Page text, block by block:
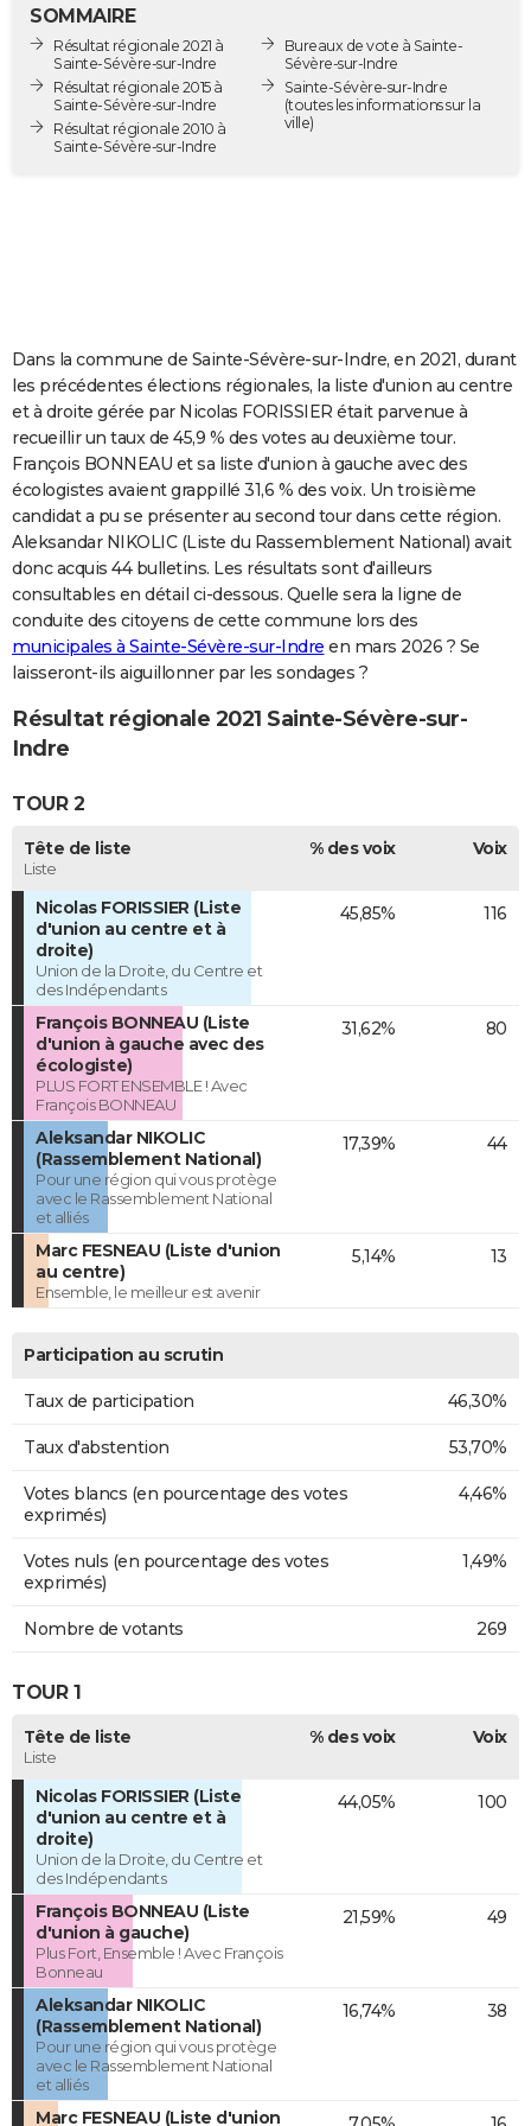
Destinations
City break
Voyage nature
Voyage de noces
Forum
Climat
GUIDES D'ACHAT
BONS PLANS
S'inscrire
Se connecter
Lycées
Collèges
Primaires
Universités
Entreprises
Service militaire
Avis de recherche
AVIS DE DÉCÈS
FORUM
Bricolage
Lifestyle
Culture
Sport
Auto
Television
Voyage
Cinema
SOMMAIRE
Résultat régionale 2021 à
Sainte-Sévère-sur-Indre
Résultat régionale 2015 à
Sainte-Sévère-sur-Indre
Résultat régionale 2010 à
Sainte-Sévère-sur-Indre
Bureaux de vote à Sainte-
Sévère-sur-Indre
Sainte-Sévère-sur-Indre
(toutes les informations sur la
ville)
Dans la commune de Sainte-Sévère-sur-Indre, en 2021, durant
les précédentes élections régionales, la liste d'union au centre
et à droite gérée par Nicolas FORISSIER était parvenue à
recueillir un taux de 45,9 % des votes au deuxième tour.
François BONNEAU et sa liste d'union à gauche avec des
écologistes avaient grappillé 31,6 % des voix. Un troisième
candidat a pu se présenter au second tour dans cette région.
Aleksandar NIKOLIC (Liste du Rassemblement National) avait
donc acquis 44 bulletins. Les résultats sont d'ailleurs
consultables en détail ci-dessous. Quelle sera la ligne de
conduite des citoyens de cette commune lors des
municipales à Sainte-Sévère-sur-Indre en mars 2026 ? Se
laisseront-ils aiguillonner par les sondages ?
Résultat régionale 2021 Sainte-Sévère-sur-
Indre
TOUR 2
Tête de liste
Liste
% des voix Voix
Nicolas FORISSIER (Liste
d'union au centre et à
droite)
Union de la Droite, du Centre et
des Indépendants
45,85% 116
François BONNEAU (Liste
d'union à gauche avec des
écologiste)
PLUS FORT ENSEMBLE ! Avec
François BONNEAU
31,62% 80
Aleksandar NIKOLIC
(Rassemblement National)
Pour une région qui vous protège
avec le Rassemblement National
et alliés
17,39% 44
Marc FESNEAU (Liste d'union
au centre)
Ensemble, le meilleur est avenir
5,14% 13
Participation au scrutin
Taux de participation 46,30%
Taux d'abstention 53,70%
Votes blancs (en pourcentage des votes
exprimés)
4,46%
Votes nuls (en pourcentage des votes
exprimés)
1,49%
Nombre de votants 269
TOUR 1
Tête de liste
Liste
% des voix Voix
Nicolas FORISSIER (Liste
d'union au centre et à
droite)
Union de la Droite, du Centre et
des Indépendants
44,05% 100
François BONNEAU (Liste
d'union à gauche)
Plus Fort, Ensemble ! Avec François
Bonneau
21,59% 49
Aleksandar NIKOLIC
(Rassemblement National)
Pour une région qui vous protège
avec le Rassemblement National
et alliés
16,74% 38
Marc FESNEAU (Liste d'union